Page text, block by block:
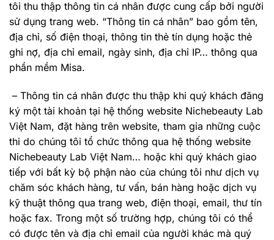
tôi thu thập thông tin cá nhân được cung cấp bởi người
sử dụng trang web. “Thông tin cá nhân” bao gồm tên,
địa chỉ, số điện thoại, thông tin thẻ tín dụng hoặc thẻ
ghi nợ, địa chỉ email, ngày sinh, địa chỉ IP… thông qua
phần mềm Misa.
– Thông tin cá nhân được thu thập khi quý khách đăng
ký một tài khoản tại hệ thống website Nichebeauty Lab
Việt Nam, đặt hàng trên website, tham gia những cuộc
thi do chúng tôi tổ chức thông qua hệ thống website
Nichebeauty Lab Việt Nam… hoặc khi quý khách giao
tiếp với bất kỳ bộ phận nào của chúng tôi như dịch vụ
chăm sóc khách hàng, tư vấn, bán hàng hoặc dịch vụ
kỹ thuật thông qua trang web, điện thoại, email, thư tín
hoặc fax. Trong một số trường hợp, chúng tôi có thể
có được tên và địa chỉ email của người khác mà quý